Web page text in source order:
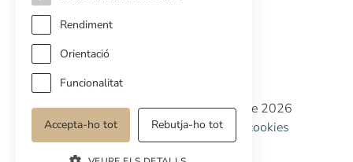
Propietats off-market
Copyright © Cottage Properties Real Estate 2026
Política de privacitat
Avis legalPolítica de cookies
Preferències de cookies
Rendiment
Orientació
Funcionalitat
Accepta-ho tot Rebutja-ho tot